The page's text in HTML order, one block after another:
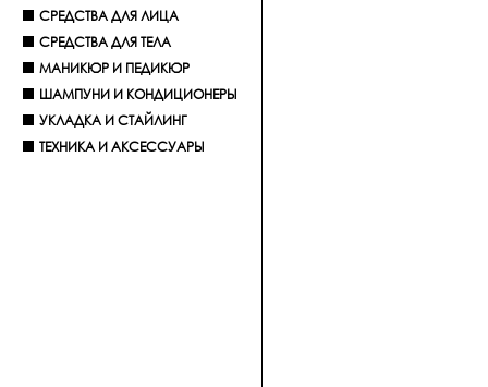
СРЕДСТВА ДЛЯ ЛИЦА
СРЕДСТВА ДЛЯ ТЕЛА
МАНИКЮР И ПЕДИКЮР
ШАМПУНИ И КОНДИЦИОНЕРЫ
УКЛАДКА И СТАЙЛИНГ
ТЕХНИКА И АКСЕССУАРЫ